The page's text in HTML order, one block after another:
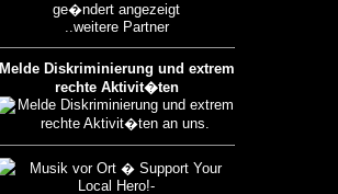
ge�ndert angezeigt
..weitere Partner
Melde Diskriminierung und extrem
rechte Aktivit�ten